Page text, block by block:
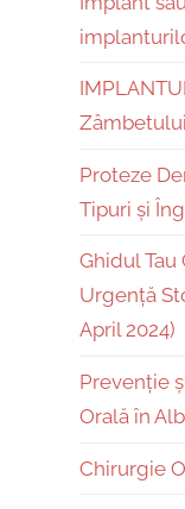
Proteze
Tipuri și
Ghidul
Urgență
April 2024)
Prevenție
Orală în
Chirurgie